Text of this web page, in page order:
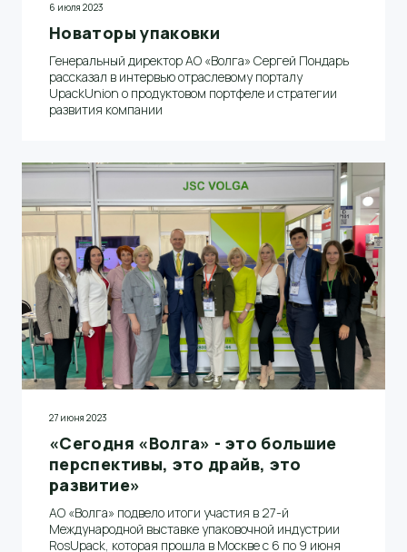
6 июля 2023
Новаторы упаковки
Генеральный директор АО «Волга» Сергей Пондарь
рассказал в интервью отраслевому порталу
UpackUnion о продуктовом портфеле и стратегии
развития компании
27 июня 2023
«Сегодня «Волга» - это большие
перспективы, это драйв, это
развитие»
АО «Волга» подвело итоги участия в 27-й
Международной выставке упаковочной индустрии
RosUpack, которая прошла в Москве с 6 по 9 июня